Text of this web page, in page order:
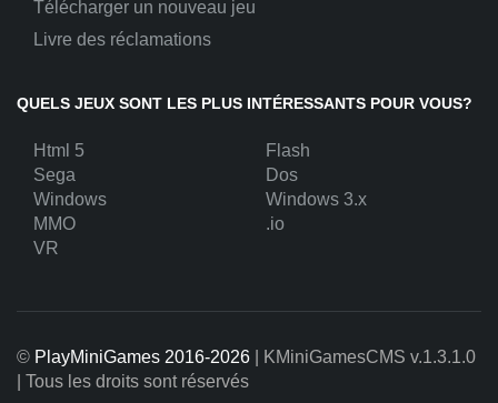
Télécharger un nouveau jeu
Livre des réclamations
QUELS JEUX SONT LES PLUS INTÉRESSANTS POUR VOUS?
Html 5
Flash
Sega
Dos
Windows
Windows 3.x
MMO
.io
VR
© PlayMiniGames 2016-2026 | KMiniGamesCMS v.1.3.1.0
| Tous les droits sont réservés